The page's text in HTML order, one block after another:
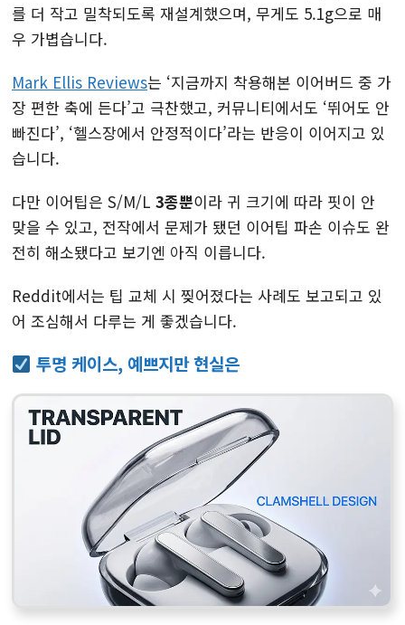
를 더 작고 밀착되도록 재설계했으며, 무게도 5.1g으로 매
우 가볍습니다.
Mark Ellis Reviews는 ‘지금까지 착용해본 이어버드 중 가
장 편한 축에 든다’고 극찬했고, 커뮤니티에서도 ‘뛰어도 안
빠진다’, ‘헬스장에서 안정적이다’라는 반응이 이어지고 있
습니다.
다만 이어팁은 S/M/L 3종뿐이라 귀 크기에 따라 핏이 안
맞을 수 있고, 전작에서 문제가 됐던 이어팁 파손 이슈도 완
전히 해소됐다고 보기엔 아직 이릅니다.
Reddit에서는 팁 교체 시 찢어졌다는 사례도 보고되고 있
어 조심해서 다루는 게 좋겠습니다.
투명 케이스, 예쁘지만 현실은